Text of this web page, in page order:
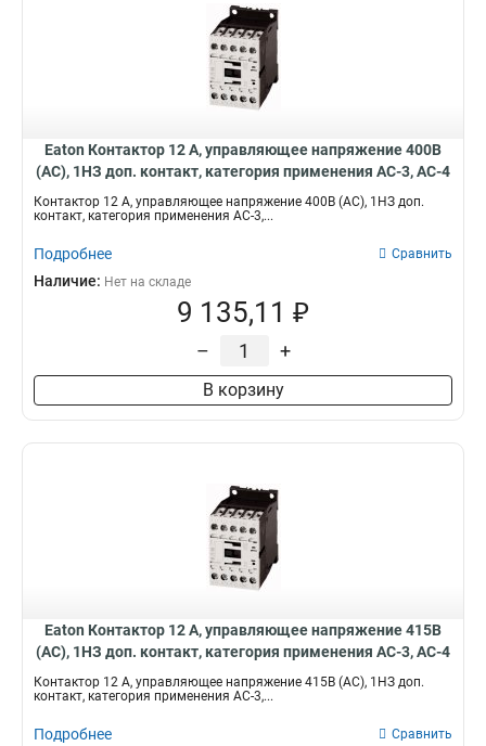
Eaton Контактор 12 А, управляющее напряжение 400В
(АС), 1НЗ доп. контакт, категория применения AC-3, AC-4
DILM12-01(400V50HZ,440V60HZ)
Контактор 12 А, управляющее напряжение 400В (АС), 1НЗ доп.
контакт, категория применения AC-3,...
Подробнее Сравнить
Наличие: Нет на складе
9 135,11 ₽
– +
В корзину
Eaton Контактор 12 А, управляющее напряжение 415В
(АС), 1НЗ доп. контакт, категория применения AC-3, AC-4
DILM12-01(415V50HZ,480V60HZ)
Контактор 12 А, управляющее напряжение 415В (АС), 1НЗ доп.
контакт, категория применения AC-3,...
Подробнее Сравнить